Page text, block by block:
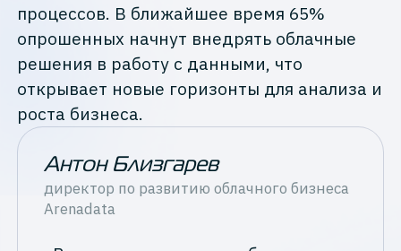
процессов. В ближайшее время 65%
опрошенных начнут внедрять облачные
решения в работу с данными, что
открывает новые горизонты для анализа и
роста бизнеса.
Антон Близгарев
директор по развитию облачного бизнеса
Arenadata